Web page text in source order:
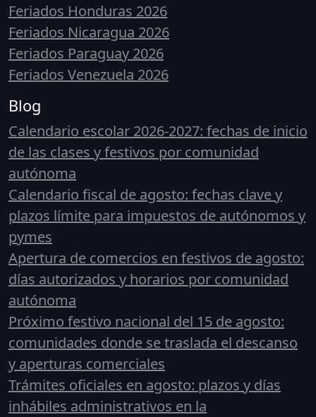
Feriados Honduras 2026
Feriados Nicaragua 2026
Feriados Paraguay 2026
Feriados Venezuela 2026
Blog
Calendario escolar 2026-2027: fechas de inicio
de las clases y festivos por comunidad
autónoma
Calendario fiscal de agosto: fechas clave y
plazos límite para impuestos de autónomos y
pymes
Apertura de comercios en festivos de agosto:
días autorizados y horarios por comunidad
autónoma
Próximo festivo nacional del 15 de agosto:
comunidades donde se traslada el descanso
y aperturas comerciales
Trámites oficiales en agosto: plazos y días
inhábiles administrativos en la